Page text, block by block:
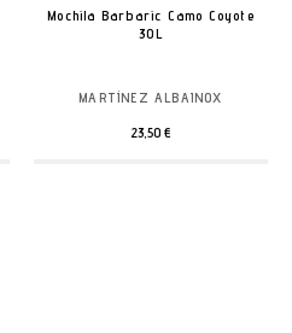
Mochila Barbaric Camo Coyote
30L
MARTÍNEZ ALBAINOX
23,50 €